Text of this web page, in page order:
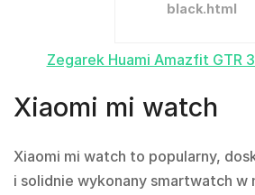
black.html
Zegarek Huami Amazfit GTR
Xiaomi mi watch
Xiaomi mi watch to popularny,
i solidnie wykonany smartwatch w